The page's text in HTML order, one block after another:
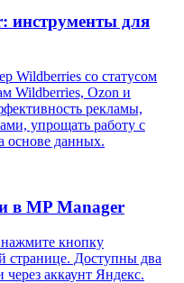
инструменты для
Wildberries со статусом
Wildberries, Ozon и
рекламы,
упрощать работу с
основе данных.
в MP Manager
кнопку
странице. Доступны два
аккаунт Яндекс.